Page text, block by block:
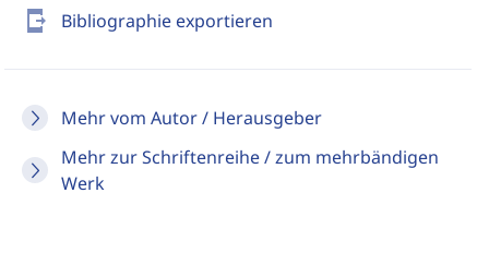
send_to_mobile Bibliographie exportieren
Mehr vom Autor / Herausgeber
Mehr zur Schriftenreihe / zum mehrbändigen
Werk